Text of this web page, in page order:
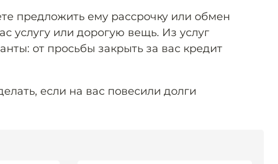
предложить ему рассрочку или обмен
услугу или дорогую вещь. Из услуг
от просьбы закрыть за вас кредит
если на вас повесили долги